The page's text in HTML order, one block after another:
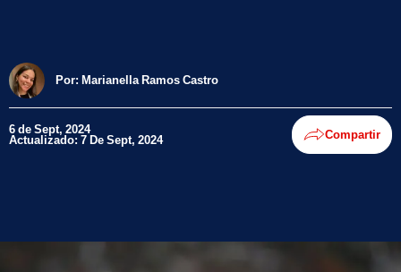
Por: Marianella Ramos Castro
6 de Sept, 2024
Actualizado: 7 De Sept, 2024 Compartir